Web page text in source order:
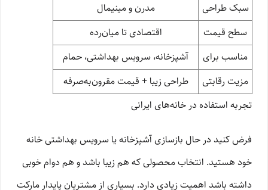
سبک طراحی
مدرن و مینیمال
سطح قیمت
اقتصادی تا میان‌رده
مناسب برای
آشپزخانه، سرویس بهداشتی، حمام
مزیت رقابتی
طراحی زیبا + قیمت مقرون‌به‌صرفه
تجربه استفاده در خانه‌های ایرانی
فرض کنید در حال بازسازی آشپزخانه یا سرویس بهداشتی خانه
خود هستید. انتخاب محصولی که هم زیبا باشد و هم دوام خوبی
داشته باشد اهمیت زیادی دارد. بسیاری از مشتریان پایدار مارکت